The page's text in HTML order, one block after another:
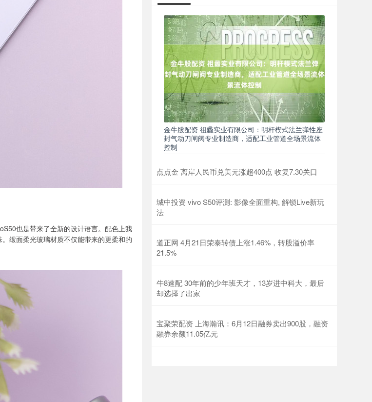
也是带来了全新的设计语言。配色上我
缎面柔光玻璃材质不仅能带来的更柔和的
金牛股配资 祖蠡实业有限公司：明杆楔式法兰弹性座
封气动刀闸阀专业制造商，适配工业管道全场景流体
控制
点点金 离岸人民币兑美元涨超400点 收复7.30关口
城中投资 vivo S50评测: 影像全面重构, 解锁Live新玩
法
道正网 4月21日荣泰转债上涨1.46%，转股溢价率
21.5%
牛8速配 30年前的少年班天才，13岁进中科大，最后
却选择了出家
宝聚荣配资 上海瀚讯：6月12日融券卖出900股，融资
融券余额11.05亿元